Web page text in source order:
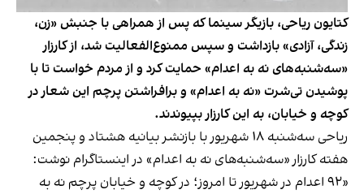
کتایون ریاحی، بازیگر سینما که پس از همراهی با جنبش «زن،
زندگی، آزادی» بازداشت و سپس ممنوع‌الفعالیت شد، از کارزار
«سه‌شنبه‌های نه به اعدام» حمایت کرد و از مردم خواست تا با
پوشیدن تی‌شرت «نه به اعدام» و برافراشتن پرچم این شعار در
کوچه و خیابان، به این کارزار بپیوندند.
ریاحی سه‌شنبه ۱۸ شهریور با بازنشر بیانیه هشتاد و پنجمین
هفته کارزار «سه‌شنبه‌های نه به اعدام» در اینستاگرام نوشت:
«۹۲ اعدام در شهریور تا امروز؛ در کوچه و خیابان پرچم نه به